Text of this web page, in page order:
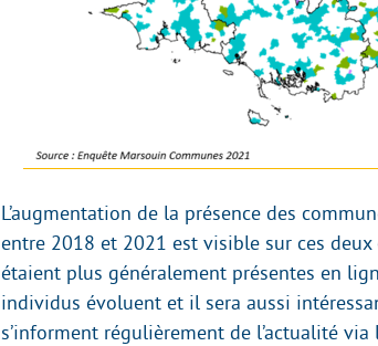
L’augmentation de la présence des
entre 2018 et 2021 est visible sur ces
étaient plus généralement présentes en
individus évoluent et il sera aussi
s’informent régulièrement de l’actualité via